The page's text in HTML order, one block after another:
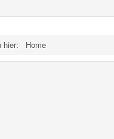
hier: Home